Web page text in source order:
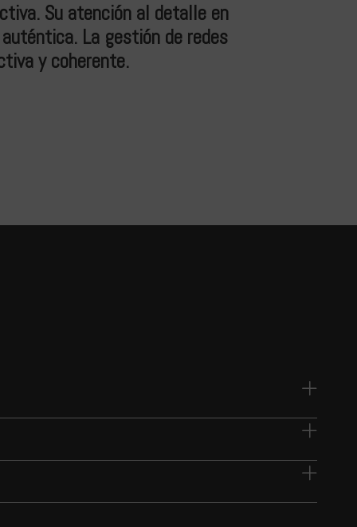
Su atención al detalle en
La gestión de redes
y coherente.